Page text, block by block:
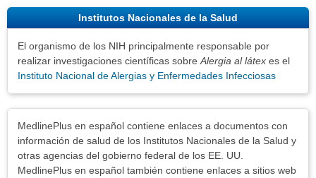
Institutos Nacionales de la Salud
El organismo de los NIH principalmente responsable por
realizar investigaciones científicas sobre Alergia al látex es el
Instituto Nacional de Alergias y Enfermedades Infecciosas
MedlinePlus en español contiene enlaces a documentos con
información de salud de los Institutos Nacionales de la Salud y
otras agencias del gobierno federal de los EE. UU.
MedlinePlus en español también contiene enlaces a sitios web